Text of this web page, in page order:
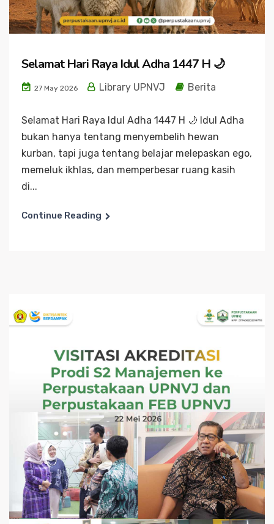
Selamat Hari Raya Idul Adha 1447 H 🌙
27 May 2026 Library UPNVJ Berita
Selamat Hari Raya Idul Adha 1447 H 🌙 Idul Adha
bukan hanya tentang menyembelih hewan
kurban, tapi juga tentang belajar melepaskan ego,
memeluk ikhlas, dan memperbesar ruang kasih
di...
Continue Reading